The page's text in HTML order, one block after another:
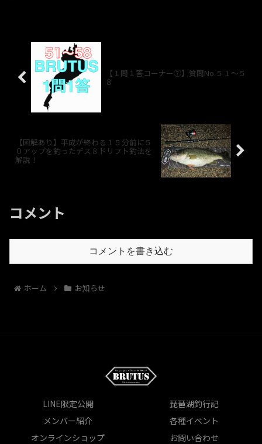
【１問１答コーナー⑦】質問No.５１～５
８
【図解あり】平成が終わる１５分前に５
０アップを釣ったデス８ドリフト釣法を
解説！
コメント
コメントを書き込む
ホーム お知らせ
LINE限定公開
琵琶湖釣行記
メンバー紹介
各種イベント
オンラインショップ
お問い合わせ